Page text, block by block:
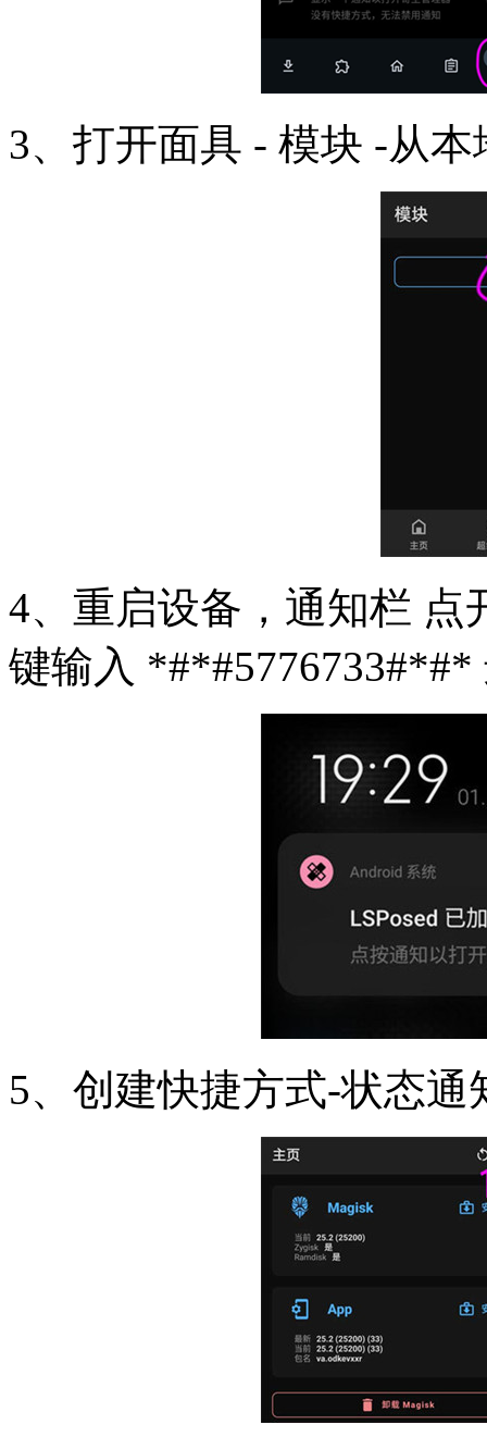
3、打开面具 - 模块 -从本
4、重启设备，通知栏 点
键输入 *#*#5776733#*#*
5、创建快捷方式-状态通